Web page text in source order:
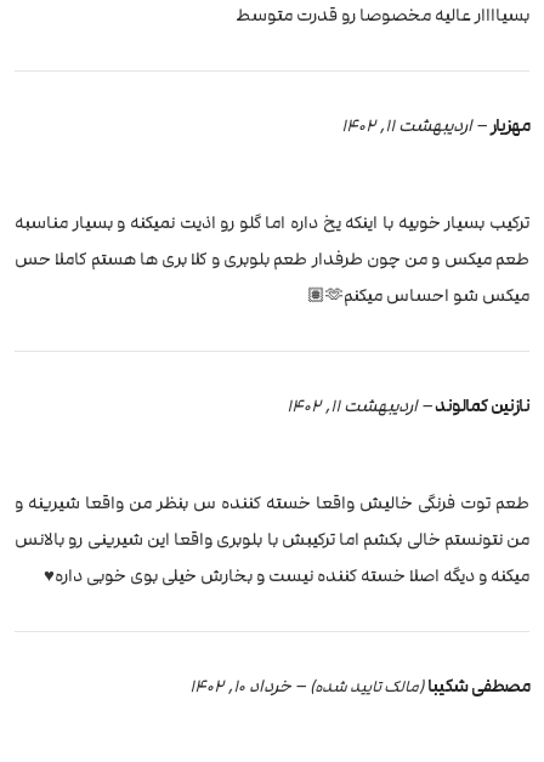
بسیاااار عالیه مخصوصا رو قدرت متوسط
مهزیار– اردیبهشت 11, 1402
ترکیب بسیار خوبیه با اینکه یخ داره اما گلو رو اذیت نمیکنه و بسیار مناسبه
طعم میکس و من چون طرفدار طعم بلوبری و کلا بری ها هستم کاملا حس
میکس شو احساس میکنم🫶🏽
نازنین کمالوند– اردیبهشت 11, 1402
طعم توت فرنگی خالیش واقعا خسته کننده س بنظر من واقعا شیرینه و
من نتونستم خالی بکشم اما ترکیبش با بلوبری واقعا این شیرینی رو بالانس
میکنه و دیگه اصلا خسته کننده نیست و بخارش خیلی بوی خوبی داره♥️
مصطفی شکیبا(مالک تایید شده) – خرداد 10, 1402